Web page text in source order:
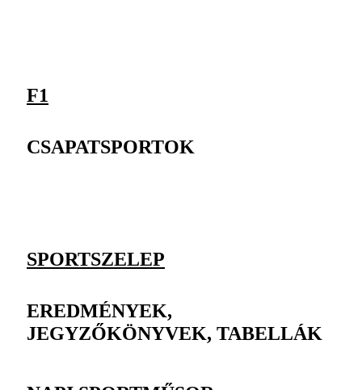
F1
CSAPATSPORTOK
SPORTSZELEP
EREDMÉNYEK,
JEGYZŐKÖNYVEK, TABELLÁK